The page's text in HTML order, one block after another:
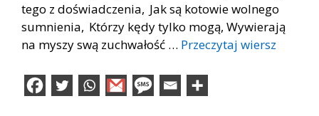
tego z doświadczenia, Jak są kotowie wolnego
sumnienia, Którzy kędy tylko mogą, Wywierają
na myszy swą zuchwałość … Przeczytaj wiersz